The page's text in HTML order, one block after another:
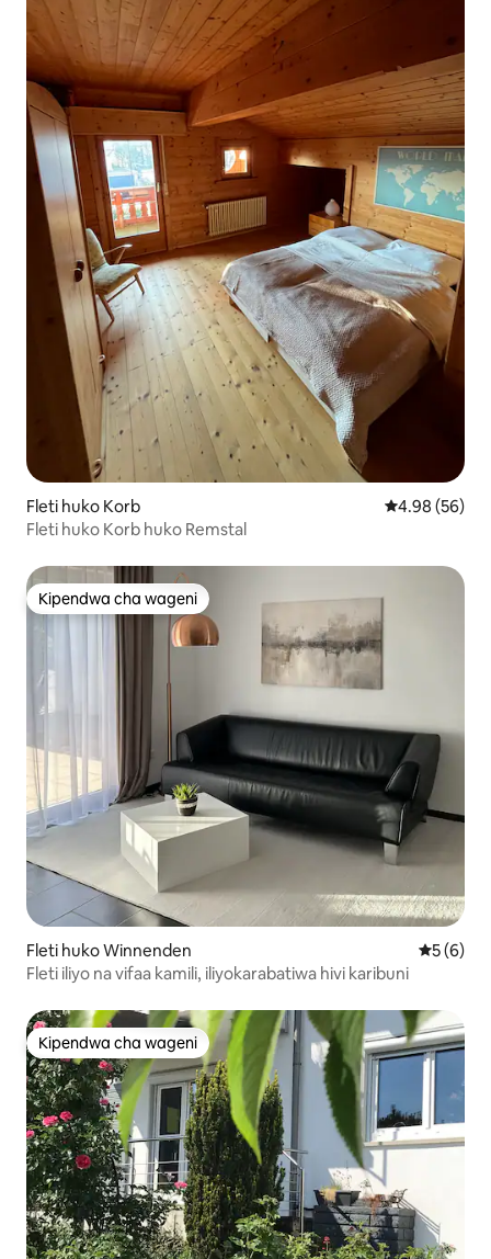
Fleti huko Korb Ukadiriaji wa
4.98 (56)
Fleti huko Korb huko Remstal
Kipendwa cha wageni
Kipendwa cha wageni
Fleti huko Winnenden
5 (6)
Fleti iliyo na vifaa kamili, iliyokarabatiwa hivi karibuni
Kipendwa cha wageni
Kipendwa cha wageni